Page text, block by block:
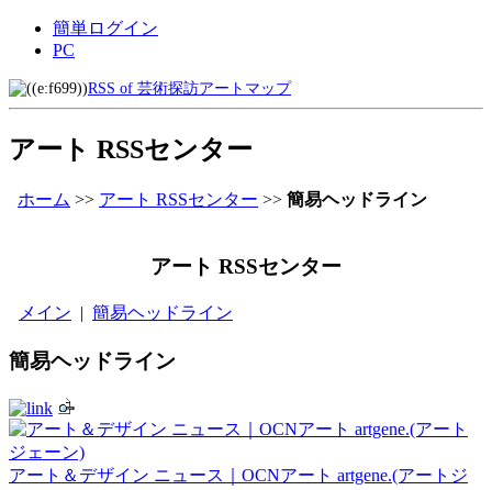
簡単ログイン
PC
RSS of 芸術探訪アートマップ
アート RSSセンター
ホーム >> アート RSSセンター >> 簡易ヘッドライン
アート RSSセンター
メイン | 簡易ヘッドライン
簡易ヘッドライン
アート＆デザイン ニュース｜OCNアート artgene.(アートジ